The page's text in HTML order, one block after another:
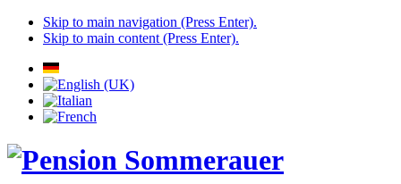
Skip to main navigation (Press Enter).
Skip to main content (Press Enter).